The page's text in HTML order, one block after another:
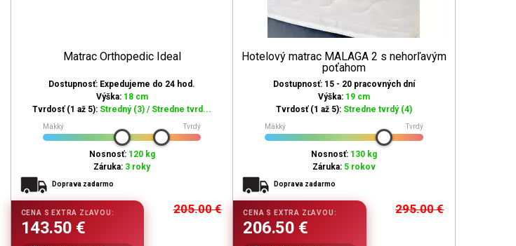
Matrac Orthopedic Ideal
Dostupnosť: Expedujeme do 24 hod.
Výška: 18 cm
Tvrdosť (1 až 5): Stredný (3) / Stredne tvrd...
Mäkký Tvrdý
Nosnosť: 120 kg
Záruka: 3 roky
Doprava zadarmo
205.00€
Hotelový matrac MALAGA 2 s nehorľavým
poťahom
Dostupnosť: 15 - 20 pracovných dní
Výška: 19 cm
Tvrdosť (1 až 5): Stredne tvrdý (4)
Mäkký Tvrdý
Nosnosť: 130 kg
Záruka: 5 rokov
Doprava zadarmo
295.00€